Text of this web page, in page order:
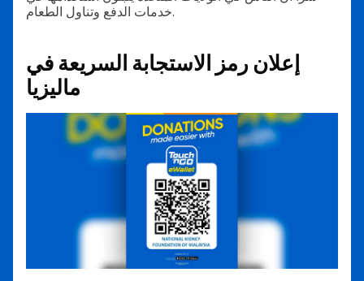
خدمات الدفع وتناول الطعام.
إعلان رمز الاستجابة السريعة في
ماليزيا